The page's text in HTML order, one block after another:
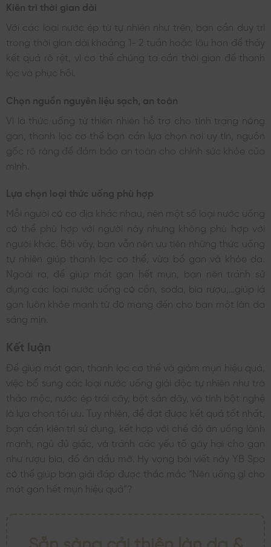
Kiên trì thời gian dài
Với các loại nước ép từ tự nhiên như trên, bạn cần duy trì
trong thời gian dài khoảng 1- 2 tuần hoặc lâu hơn để thấy
kết quả rõ rệt, vì cơ thể chúng ta cần thời gian để thanh
lọc và phục hồi.
Chọn nguồn nguyên liệu sạch, an toàn
Vì là thức uống từ thiên nhiên hỗ trợ cho tình trạng nóng
gan, thanh lọc cơ thể bạn cần lựa chọn nơi uy tín, nguồn
gốc rõ ràng để đảm bảo an toàn cho chính sức khỏe của
mình.
Lựa chọn loại thức uống phù hợp
Mỗi người có cơ địa khác nhau, nên một số loại nước uống
có thể phù hợp với người này nhưng không phù hợp với
người khác. Bởi vậy, bạn vẫn nên ưu tiên những thức uống
tự nhiên giúp thanh lọc cơ thể, vừa bổ gan và khỏe da.
Ngoài ra, để giúp mát gan hết mụn, bạn nên tránh sử
dụng các loại nước uống có cồn, soda, bia rượu,…giúp lá
gan luôn khỏe mạnh từ đó mang đến cho bạn một làn da
sáng mịn.
Kết luận
Để giúp mát gan, thanh lọc cơ thể và giảm mụn hiệu quả,
việc bổ sung các loại nước uống giải độc tự nhiên như trà
thảo mộc, nước ép trái cây, bột sắn dây, và tinh bột nghệ
là lựa chọn tối ưu. Tuy nhiên, để đạt được kết quả tốt nhất,
bạn cần kiên trì sử dụng, kết hợp với chế độ ăn uống lành
mạnh, ngủ đủ giấc, và tránh các yếu tố gây hại cho gan
như rượu bia, đồ ăn dầu mỡ. Hy vọng bài viết này YB Spa
có thể giúp bạn giải đáp được thắc mắc “Nên uống gì cho
mát gan hết mụn hiệu quả”?